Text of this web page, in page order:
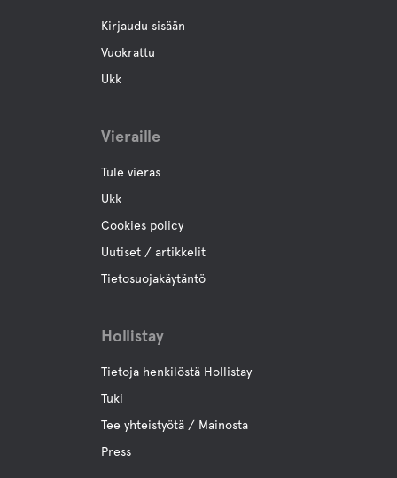
Kirjaudu sisään
Vuokrattu
Ukk
Vieraille
Tule vieras
Ukk
Cookies policy
Uutiset / artikkelit
Tietosuojakäytäntö
Hollistay
Tietoja henkilöstä Hollistay
Tuki
Tee yhteistyötä / Mainosta
Press